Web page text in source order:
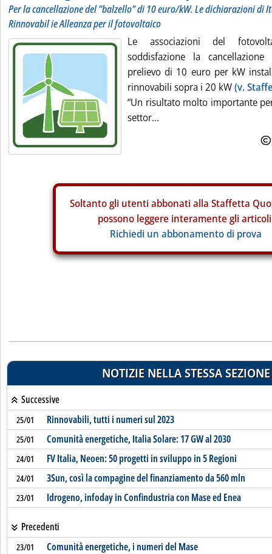
Per la cancellazione del "balzello" di 10 euro/kW. Le dichiarazioni di
Rinnovabil ie Alleanza per il fotovoltaico
Le associazioni del
soddisfazione la
prelievo di 10 euro per kW
rinnovabili sopra i 20 kW(v.
“Un risultato molto importante
settor...
Soltanto gli utenti abbonati alla Staffetta
possono leggere interamente gli
Richiedi un abbonamento di prova
NOTIZIE NELLA STESSA SEZIONE
Successive
25/01 Rinnovabili, tutti i numeri sul 2023
25/01 Comunità energetiche, Italia Solare: 17 GW al 2030
24/01 FV Italia, Neoen: 50 progetti in sviluppo in 5 Regioni
24/01 3Sun, così la compagine del finanziamento da 560 mln
23/01 Idrogeno, infoday in Confindustria con Mase ed Enea
Precedenti
23/01 Comunità energetiche, i numeri del Mase